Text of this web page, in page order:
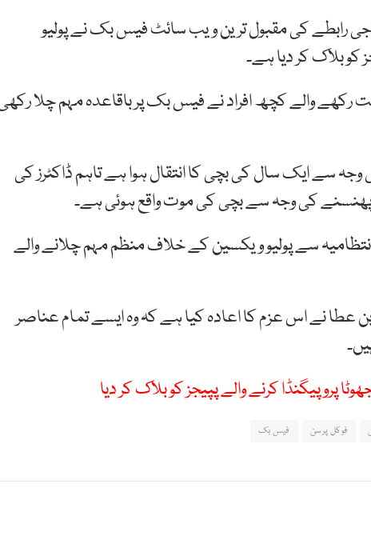
رابطے کی مقبول ترین ویب سائٹ فیس بک نے پولیو
رکھے والے کچھ افراد نے فیس بک پر باقاعدہ مہم چلا
وجہ سے ایک سال کی بچی کا انتقال ہوا ہے تاہم ڈاکٹرز کی
پھنسنے کی وجہ سے بچی کی موت واقع ہوئی ہے۔
سے پولیو ویکسین کے خلاف منظم مہم چلانے والے
بن عطا نے اس عزم کا اعادہ کیا ہے کہ وہ ایسے تمام عناصر
کرنے والے پپیجز کو بلاک کر دیا
فوکل پرسن فیس بک